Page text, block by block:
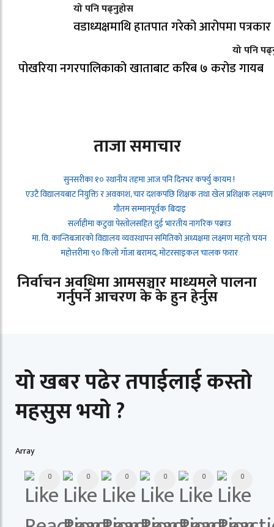
यो पनि पढ्नुहोस
वडाध्यक्षमाथि हातपात गरेको आरोपमा पत्रकार
यो पनि
पोखरिया नगरपालिकाको खाताबाट करिब ७ करोड गायब
ताजा समाचार
सुनसरीका १० स्थानीय तहमा आज पनि दिनभर कर्फ्यु कायम !
एउटै विद्यालयबाट नियुक्ति र अवकाश, चार दशकपछि शिक्षक तथा खेल प्रशिक्षक लक्ष्मण
गौतम सम्मानपूर्वक बिदाइ
सर्लाहीमा कटुवा पेस्तोलसहित दुई भारतीय नागरिक पक्राउ
मा. वि. कान्तिबजारको विद्यालय व्यवस्थापन समितिको अध्यक्षमा लक्ष्मण महतो चयन
महोत्तरीमा ९० किलो गाँजा बरामद, मोटरसाइकल चालक फरार
निर्वाचन अवधिमा आमसञ्चार माध्यमले पालना
गर्नुपर्ने आचरण के के हुन हेर्नुस
यो खबर पढेर तपाईलाई कस्तो
महसुस भयो ?
Array
0 0 0 0 0 0